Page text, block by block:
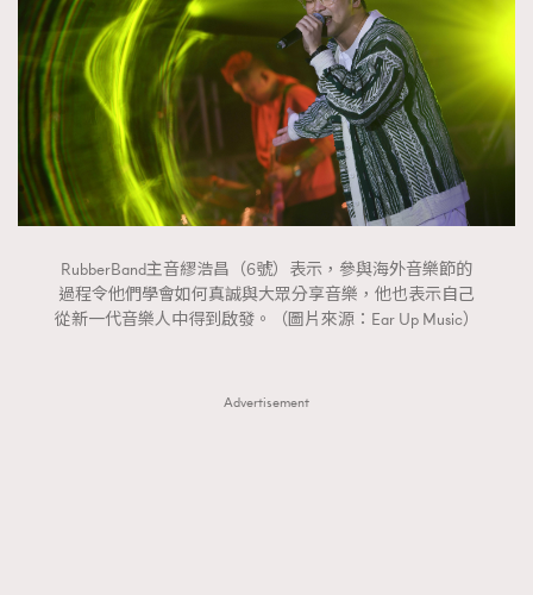
RubberBand主音繆浩昌（6號）表示，參與海外音樂節的
過程令他們學會如何真誠與大眾分享音樂，他也表示自己
從新一代音樂人中得到啟發。（圖片來源：Ear Up Music）
Advertisement